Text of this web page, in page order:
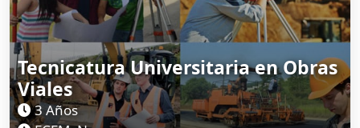
Tecnicatura Universitaria en Obras
Viales
3 Años